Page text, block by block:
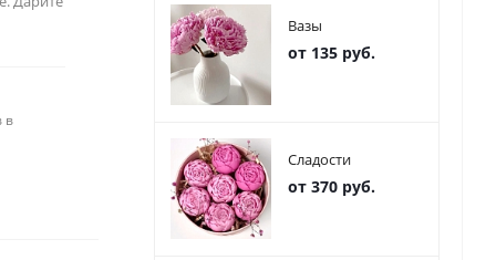
в
Вазы
от 135 руб.
Сладости
от 370 руб.